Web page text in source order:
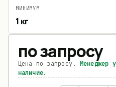
МИНИМУМ
1 кг
по запросу
Цена по запросу. Менеджер
наличие.